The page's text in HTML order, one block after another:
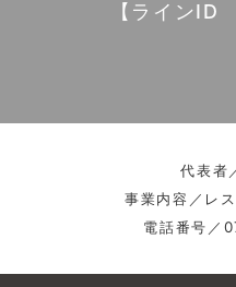
【ライン
代表者
事業内容／レ
電話番号